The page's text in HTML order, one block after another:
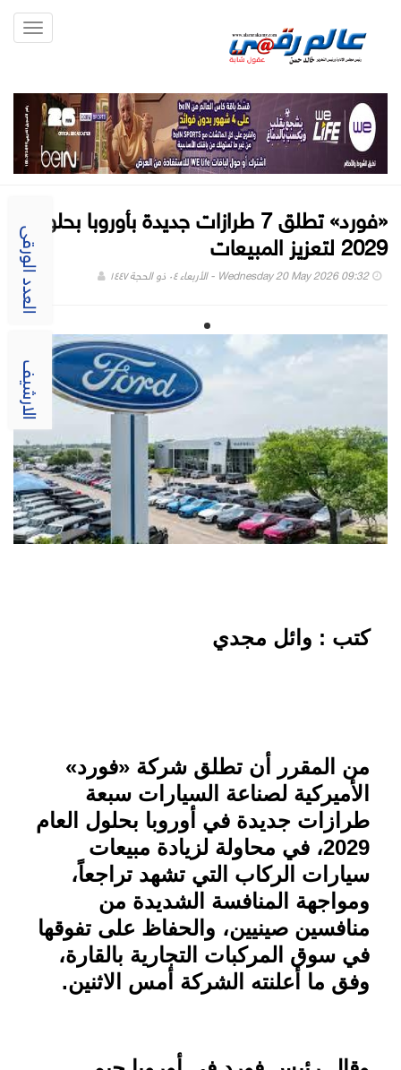
العدد الورقى
الارشيف
«فورد» تطلق 7 طرازات جديدة بأوروبا بحلول
2029 لتعزيز المبيعات
Wednesday 20 May 2026 09:32 - الأربعاء ٠٤ ذو الحجة ١٤٤٧
كتب : وائل مجدي
من المقرر أن تطلق شركة «فورد»
الأميركية لصناعة السيارات سبعة
طرازات جديدة في أوروبا بحلول العام
2029، في محاولة لزيادة مبيعات
سيارات الركاب التي تشهد تراجعاً،
ومواجهة المنافسة الشديدة من
منافسين صينيين، والحفاظ على تفوقها
في سوق المركبات التجارية بالقارة،
وفق ما أعلنته الشركة أمس الاثنين.